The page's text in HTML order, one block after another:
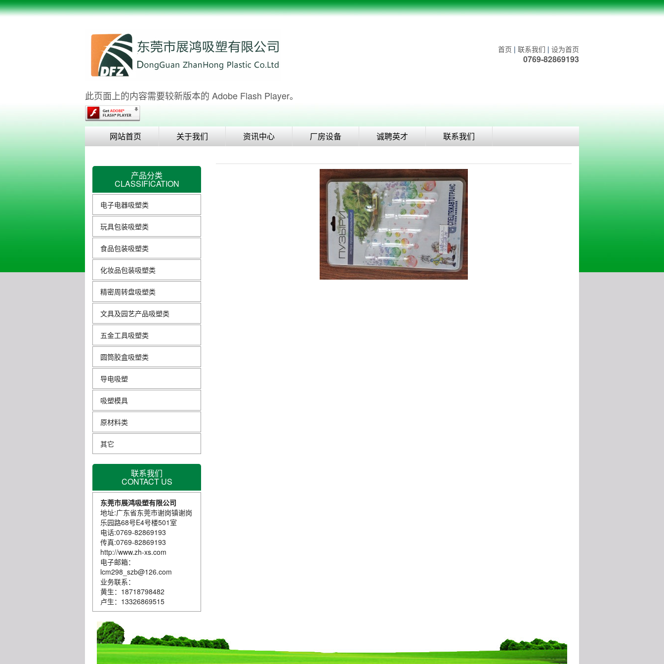
首页 | 联系我们 | 设为首页
0769-82869193
此页面上的内容需要较新版本的 Adobe Flash Player。
网站首页 关于我们 资讯中心 厂房设备 诚聘英才 联系我们
产品分类
CLASSIFICATION
电子电器吸塑类
玩具包装吸塑类
食品包装吸塑类
化妆品包装吸塑类
精密周转盘吸塑类
文具及园艺产品吸塑类
五金工具吸塑类
圆筒胶盒吸塑类
导电吸塑
吸塑模具
原材料类
其它
联系我们
CONTACT US
东莞市展鸿吸塑有限公司
地址:广东省东莞市谢岗镇谢岗
乐园路68号E4号楼501室
电话:0769-82869193
传真:0769-82869193
http://www.zh-xs.com
电子邮箱：
lcm298_szb@126.com
业务联系：
黄生：18718798482
卢生：13326869515